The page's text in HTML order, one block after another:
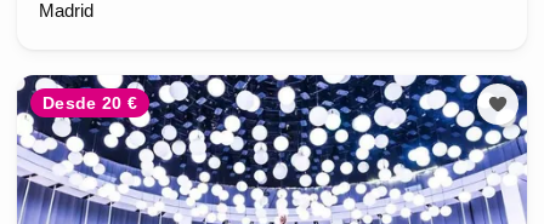
Madrid
Desde 20 €